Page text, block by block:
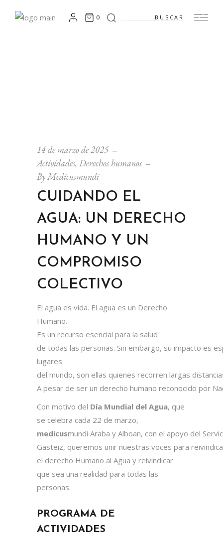
0 Search
for:
14 de marzo de 2025
Actividades, Derechos humanos
ByMedicusmundi
CUIDANDO EL
AGUA: UN DERECHO
HUMANO Y UN
COMPROMISO
COLECTIVO
El agua es vida. El agua es un Derecho
Humano.
Es un recurso esencial para la salud
de todas las personas. Sin embargo, su impacto es
lugares
del mundo, son ellas quienes recorren largas
A pesar de ser un derecho humano reconocido por
Con motivo del Día Mundial del Agua, que
se celebra cada 22 de marzo,
medicusmundi Araba y Alboan, con el apoyo del
Gasteiz, queremos unir nuestras voces para
el derecho Humano al Agua y reivindicar
que sea una realidad para todas las
personas.
PROGRAMA DE
ACTIVIDADES